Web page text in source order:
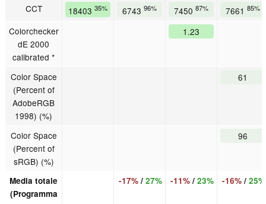
CCT 18403 35% 6743 96% 7450 87% 7661 85%
Colorchecker
dE 2000
calibrated *
1.23
Color Space
(Percent of
AdobeRGB
1998) (%)
61
Color Space
(Percent of
sRGB) (%)
96
Media totale
(Programma
-17%/ 27% -11%/ 23% -16%/ 25%